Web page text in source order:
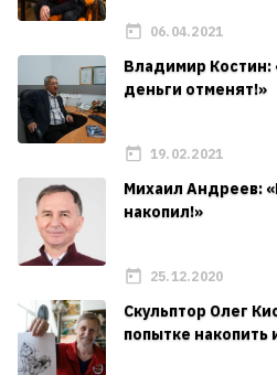
06.04.2021
Владимир Костин:
деньги отменят!»
19.02.2021
Михаил Андреев:
накопил!»
25.12.2020
Скульптор Олег
попытке накопить